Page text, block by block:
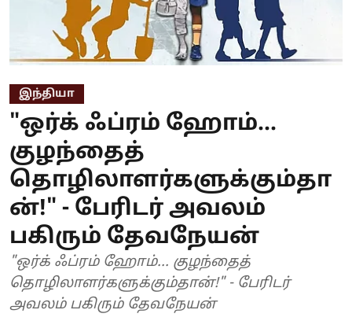
இந்தியா
"ஒர்க் ஃப்ரம் ஹோம்...
குழந்தைத்
தொழிலாளர்களுக்கும்தா
ன்!" - பேரிடர் அவலம்
பகிரும் தேவநேயன்
"ஒர்க் ஃப்ரம் ஹோம்... குழந்தைத்
தொழிலாளர்களுக்கும்தான்!" - பேரிடர்
அவலம் பகிரும் தேவநேயன்